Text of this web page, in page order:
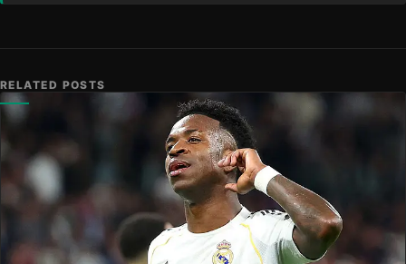
RELATED POSTS